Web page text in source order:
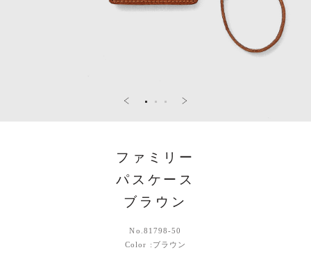
ファミリー
パスケース
ブラウン
No. 81798-50
Color : ブラウン